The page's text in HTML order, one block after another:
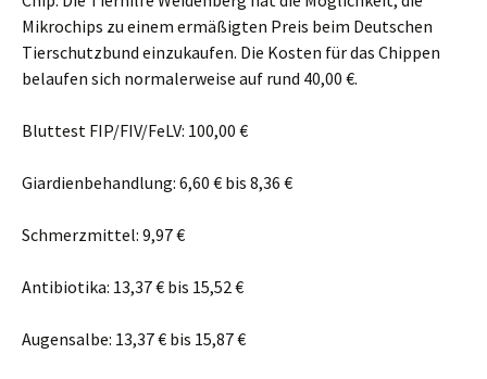
Mikrochips zu einem ermäßigten Preis beim Deutschen
Tierschutzbund einzukaufen. Die Kosten für das Chippen
belaufen sich normalerweise auf rund 40,00 €.
Bluttest FIP/FIV/FeLV: 100,00 €
Giardienbehandlung: 6,60 € bis 8,36 €
Schmerzmittel: 9,97 €
Antibiotika: 13,37 € bis 15,52 €
Augensalbe: 13,37 € bis 15,87 €